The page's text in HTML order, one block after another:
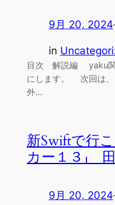
9月 20, 2024
in
目次 解説編 yaku関
にします。 次回は、
外…
新Swiftで行
カー１３」
9月 20, 2024